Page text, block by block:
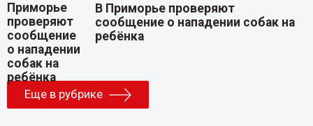
В Приморье проверяют
сообщение о нападении собак на
ребёнка
Еще в рубрике